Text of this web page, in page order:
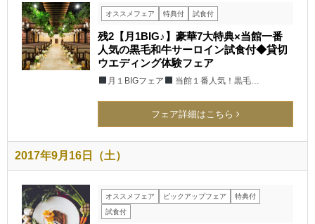
オススメフェア 特典付 試食付
残2【月1BIG♪】豪華7大特典×当館一番
人気の黒毛和牛サーロイン試食付◆貸切
ウエディング体験フェア
月１BIGフェア 当館１番人気！黒毛…
フェア詳細はこちら
2017年9月16日（土）
オススメフェア ピックアップフェア
特典付
試食付